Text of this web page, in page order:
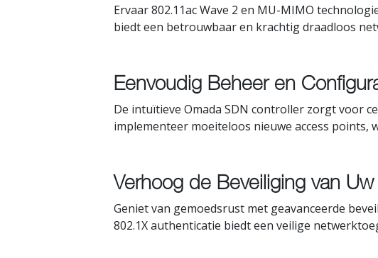
Ervaar 802.11ac Wave 2 en MU-MIMO
biedt een betrouwbaar en krachtig draadloos
Eenvoudig Beheer en
De intuïtieve Omada SDN controller zorgt voor
implementeer moeiteloos nieuwe access
Verhoog de Beveiliging van
Geniet van gemoedsrust met geavanceerde
802.1X authenticatie biedt een veilige